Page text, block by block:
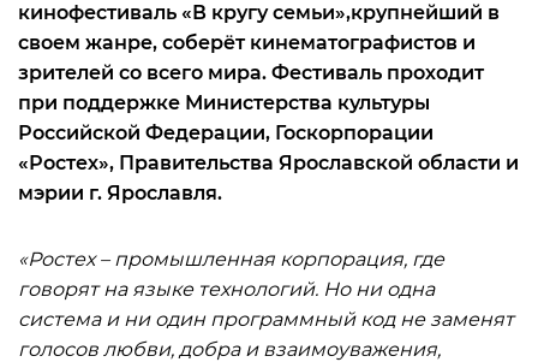
кинофестиваль «В кругу семьи»,крупнейший в
своем жанре, соберёт кинематографистов и
зрителей со всего мира. Фестиваль проходит
при поддержке Министерства культуры
Российской Федерации, Госкорпорации
«Ростех», Правительства Ярославской области и
мэрии г. Ярославля.
«Ростех – промышленная корпорация, где
говорят на языке технологий. Но ни одна
система и ни один программный код не заменят
голосов любви, добра и взаимоуважения,